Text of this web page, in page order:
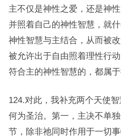
主不仅是神性之爱，还是神
并照着自己的神性智慧，就
神性智慧与主结合，从而被
被允许出于自由照着理性行
符合主的神性智慧的，都属于
124.对此，我补充两个天使
何为圣治。第一，主决不单
节，除非祂同时作用于一切